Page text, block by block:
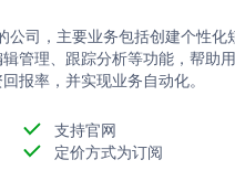
司，主要业务包括创建个性化
管理、跟踪分析等功能，帮助
报率，并实现业务自动化。
支持官网
定价方式为订阅